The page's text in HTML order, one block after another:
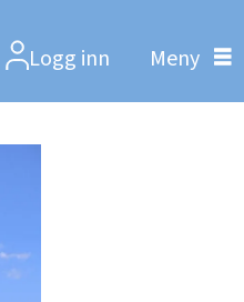
Logg inn